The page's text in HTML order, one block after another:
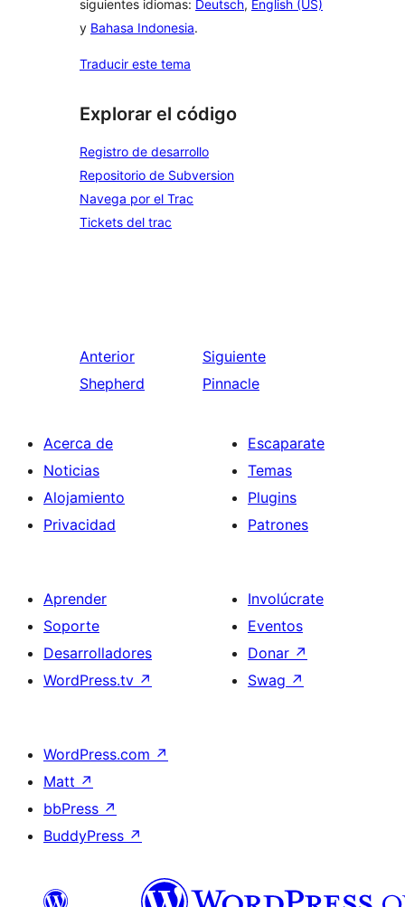
siguientes idiomas: Deutsch, English (US)
y Bahasa Indonesia.
Traducir este tema
Explorar el código
Registro de desarrollo
Repositorio de Subversion
Navega por el Trac
Tickets del trac
Anterior
Shepherd
Siguiente
Pinnacle
Acerca de
Noticias
Alojamiento
Privacidad
Escaparate
Temas
Plugins
Patrones
Aprender
Soporte
Desarrolladores
WordPress.tv ↗
Involúcrate
Eventos
Donar ↗
Swag ↗
WordPress.com ↗
Matt ↗
bbPress ↗
BuddyPress ↗